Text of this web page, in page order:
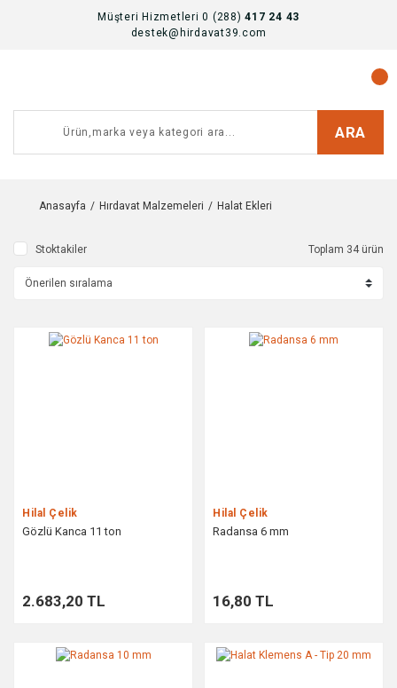
Müşteri Hizmetleri 0 (288)417 24 43
destek@hirdavat39.com
ARA
Anasayfa Hırdavat Malzemeleri Halat Ekleri
Stoktakiler Toplam 34 ürün
Hilal Çelik
Gözlü Kanca 11 ton
2.683,20 TL
Hilal Çelik
Radansa 6 mm
16,80 TL